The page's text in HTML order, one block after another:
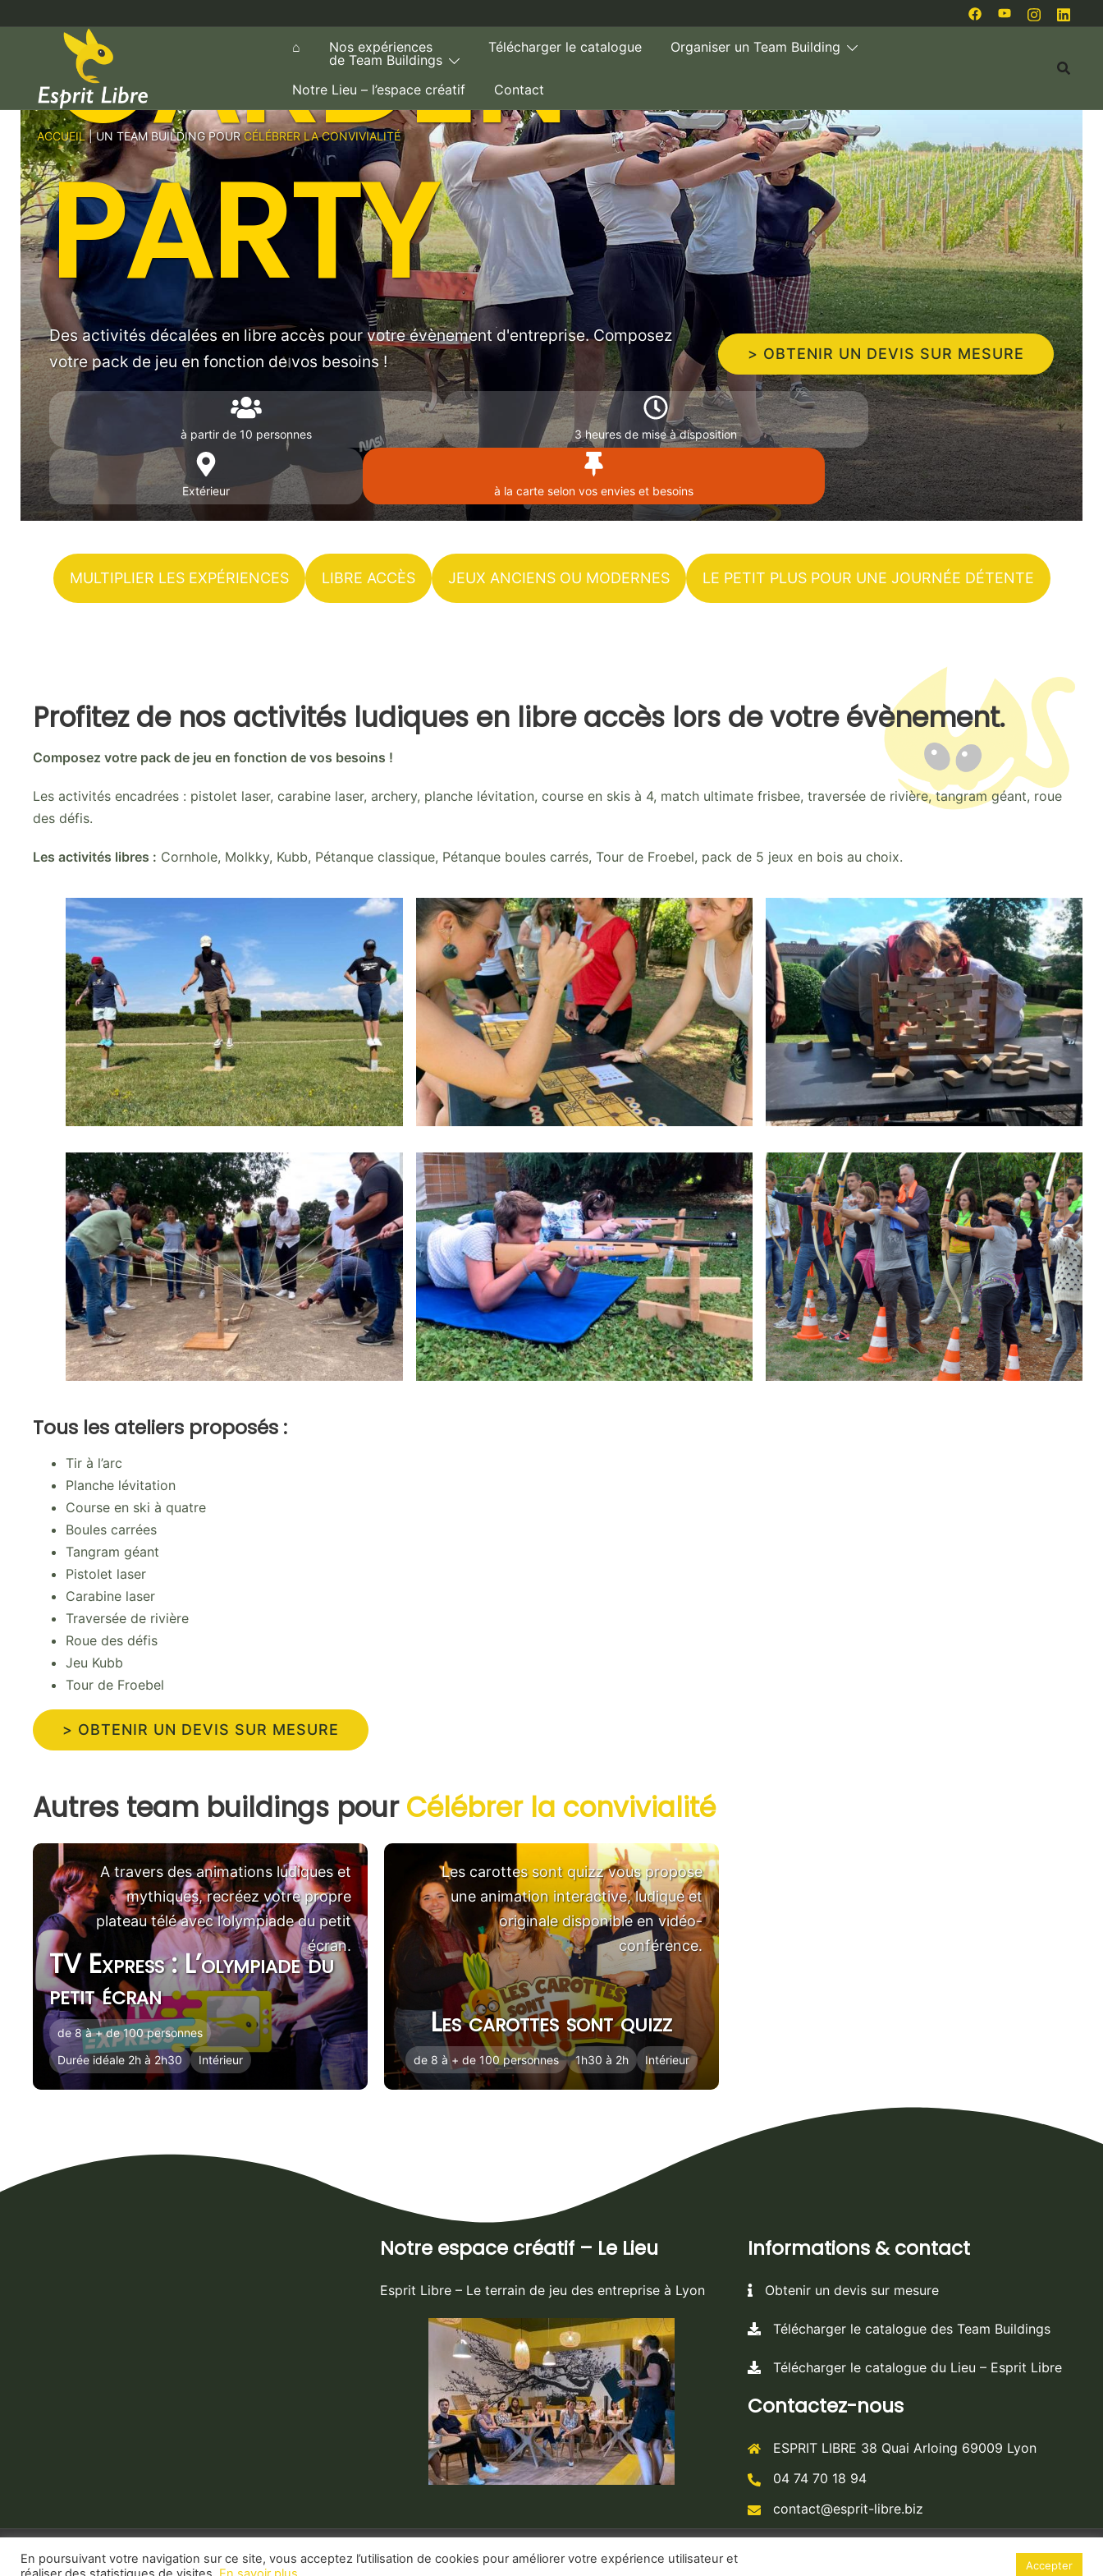
⌂
Nos expériences
de Team Buildings
Télécharger le catalogue Organiser un Team Building
Notre Lieu – l’espace créatif Contact
ACCUEIL | UN TEAM BUILDING POURCÉLÉBRER LA CONVIVIALITÉ
GARDEN
PARTY
Des activités décalées en libre accès pour votre évènement d'entreprise. Composez
votre pack de jeu en fonction de vos besoins !
> OBTENIR UN DEVIS SUR MESURE
à partir de 10 personnes 3 heures de mise à disposition
Extérieur à la carte selon vos envies et besoins
MULTIPLIER LES EXPÉRIENCES LIBRE ACCÈS JEUX ANCIENS OU MODERNES LE PETIT PLUS POUR UNE JOURNÉE DÉTENTE
Profitez de nos activités ludiques en libre accès lors de votre évènement.
Composez votre pack de jeu en fonction de vos besoins !
Les activités encadrées : pistolet laser, carabine laser, archery, planche lévitation, course en skis à 4, match ultimate frisbee, traversée de rivière, tangram géant, roue
des défis.
Les activités libres : Cornhole, Molkky, Kubb, Pétanque classique, Pétanque boules carrés, Tour de Froebel, pack de 5 jeux en bois au choix.
Tous les ateliers proposés :
Tir à l’arc
Planche lévitation
Course en ski à quatre
Boules carrées
Tangram géant
Pistolet laser
Carabine laser
Traversée de rivière
Roue des défis
Jeu Kubb
Tour de Froebel
> OBTENIR UN DEVIS SUR MESURE
Autres team buildings pourCélébrer la convivialité
A travers des animations ludiques et
mythiques, recréez votre propre
plateau télé avec l’olympiade du petit
écran.
TV Express : L’olympiade du
petit écran
de 8 à + de 100 personnes
Durée idéale 2h à 2h30
Intérieur
Les carottes sont quizz vous propose
une animation interactive, ludique et
originale disponible en vidéo-
conférence.
Les carottes sont quizz
de 8 à + de 100 personnes 1h30 à 2h Intérieur
Notre espace créatif – Le Lieu
Esprit Libre – Le terrain de jeu des entreprise à Lyon
Informations & contact
Obtenir un devis sur mesure
Télécharger le catalogue des Team Buildings
Télécharger le catalogue du Lieu – Esprit Libre
Contactez-nous
ESPRIT LIBRE 38 Quai Arloing 69009 Lyon
04 74 70 18 94
contact@esprit-libre.biz
Esprit Libre - Team building & Espace créatif pour les entreprises à Lyon
En poursuivant votre navigation sur ce site, vous acceptez l’utilisation de cookies pour améliorer votre expérience utilisateur et
Accepter